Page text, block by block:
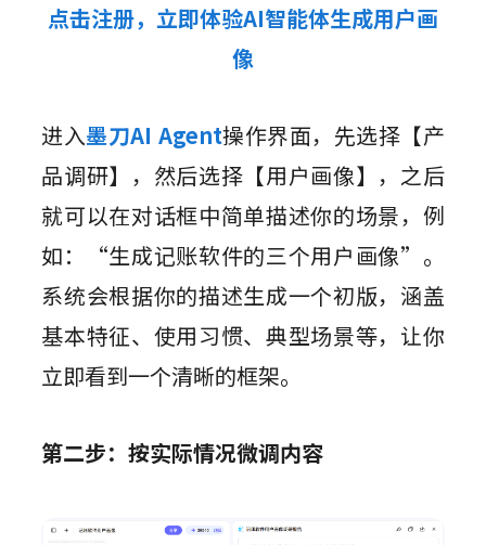
点击注册，立即体验AI智能体生成用户画
像
进入墨刀AI Agent操作界面，先选择【产
品调研】，然后选择【用户画像】，之后
就可以在对话框中简单描述你的场景，例
如：“生成记账软件的三个用户画像”。
系统会根据你的描述生成一个初版，涵盖
基本特征、使用习惯、典型场景等，让你
立即看到一个清晰的框架。
第二步：按实际情况微调内容